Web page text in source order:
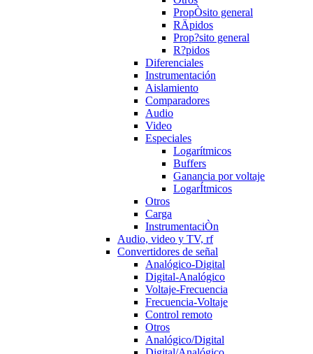
PropÒsito general
RÄpidos
Prop?sito general
R?pidos
Diferenciales
Instrumentación
Aislamiento
Comparadores
Audio
Video
Especiales
Logarítmicos
Buffers
Ganancia por voltaje
LogarÍtmicos
Otros
Carga
InstrumentaciÒn
Audio, video y TV, rf
Convertidores de señal
Analógico-Digital
Digital-Analógico
Voltaje-Frecuencia
Frecuencia-Voltaje
Control remoto
Otros
Analógico/Digital